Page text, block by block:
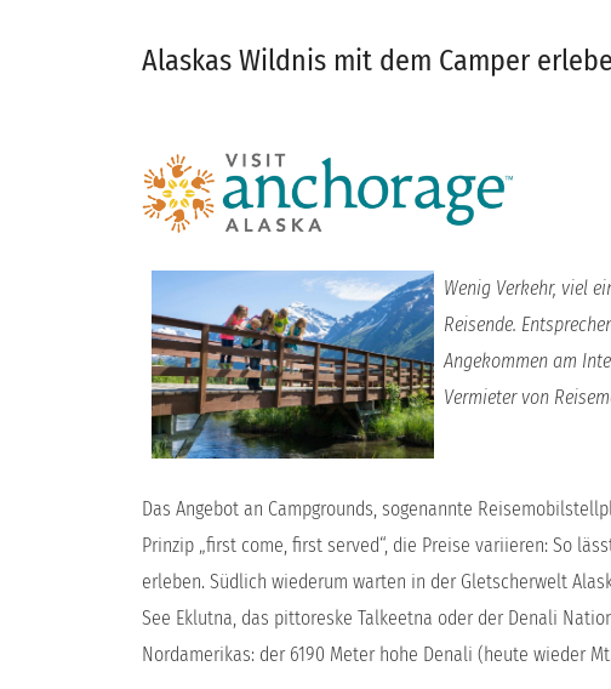
Alaskas Wildnis mit dem Camper
Wenig Verkehr, viel
Reisende.
Angekommen am
Vermieter von
Das Angebot an Campgrounds, sogenannte
Prinzip „first come, first served“, die Preise variieren: So
erleben. Südlich wiederum warten in der Gletscherwelt
See Eklutna, das pittoreske Talkeetna oder der Denali
Nordamerikas: der 6190 Meter hohe Denali (heute wieder